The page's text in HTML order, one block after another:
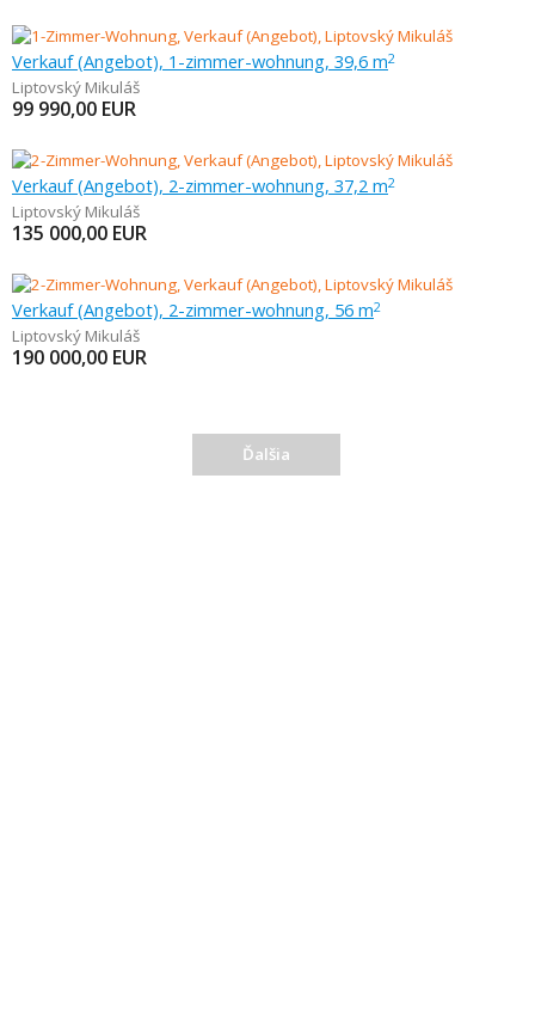
Verkauf (Angebot), 1-zimmer-wohnung, 39,6 m2
Liptovský Mikuláš
99 990,00 EUR
Verkauf (Angebot), 2-zimmer-wohnung, 37,2 m2
Liptovský Mikuláš
135 000,00 EUR
Verkauf (Angebot), 2-zimmer-wohnung, 56 m2
Liptovský Mikuláš
190 000,00 EUR
Ďalšia